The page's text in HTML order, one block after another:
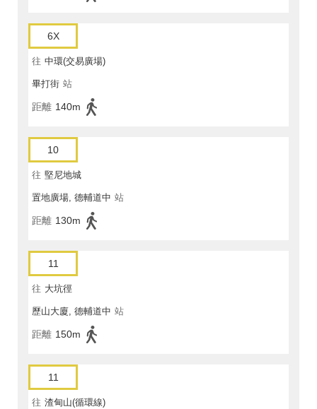
6X
往 中環(交易廣場)
畢打街 站
距離 140m
10
往 堅尼地城
置地廣場, 德輔道中 站
距離 130m
11
往 大坑徑
歷山大廈, 德輔道中 站
距離 150m
11
往 渣甸山(循環線)